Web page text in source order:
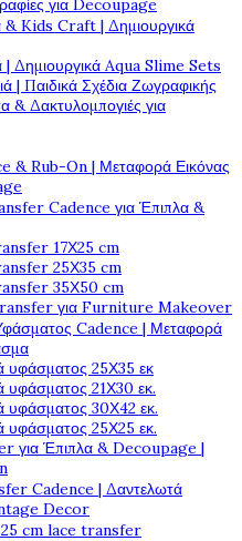
για Decoupage
& Kids Craft | Δημιουργικά
| Δημιουργικά Aqua Slime Sets
| Παιδικά Σχέδια Ζωγραφικής
& Δακτυλομπογιές για
& Rub-On | Μεταφορά Εικόνας
Cadence για Έπιπλα &
17Χ25 cm
25Χ35 cm
35Χ50 cm
για Furniture Makeover
Cadence | Μεταφορά
υφάσματος 25Χ35 εκ
υφάσματος 21Χ30 εκ.
υφάσματος 30Χ42 εκ.
υφάσματος 25Χ25 εκ.
για Έπιπλα & Decoupage |
Cadence | Δαντελωτά
Decor
25 cm lace transfer